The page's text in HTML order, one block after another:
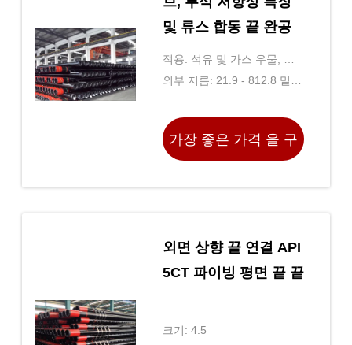
및 류스 합동 끝 완공
적용: 석유 및 가스 우물, 지
열 우물, 물 우물
외부 지름: 21.9 - 812.8 밀리
가장 좋은 가격 을 구
외면 상향 끝 연결 API
5CT 파이빙 평면 끝 끝
크기: 4.5